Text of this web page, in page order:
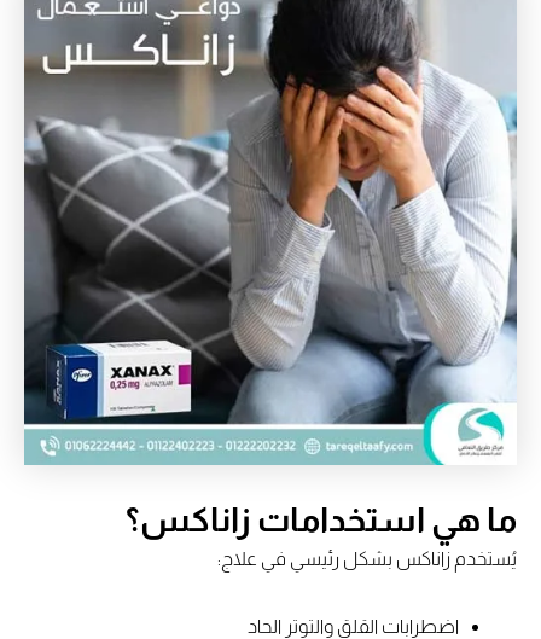
ما هي استخدامات زاناكس؟
يُستخدم زاناكس بشكل رئيسي في علاج:
اضطرابات القلق والتوتر الحاد